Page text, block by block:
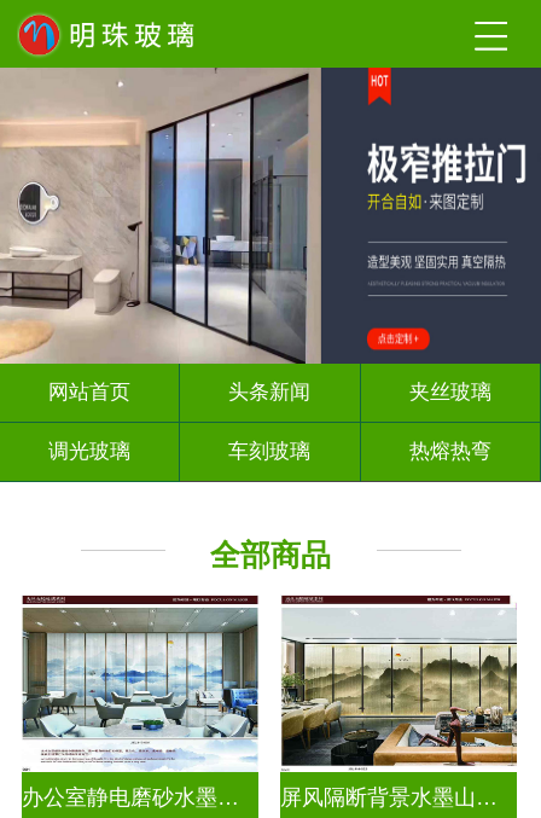
网站首页 头条新闻 夹丝玻璃
调光玻璃 车刻玻璃 热熔热弯
全部商品
办公室静电磨砂水墨山水画玻璃 屏风隔断背景水墨山水画玻璃